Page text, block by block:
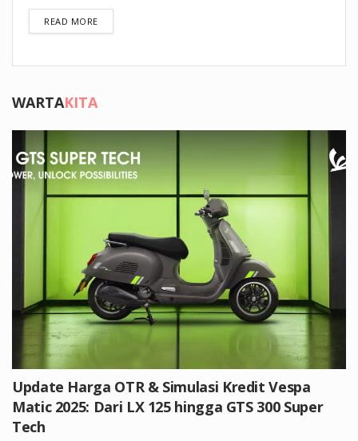
READ MOREDETAILS
WARTAKITA
Update Harga OTR & Simulasi Kredit Vespa
Matic 2025: Dari LX 125 hingga GTS 300 Super
Tech